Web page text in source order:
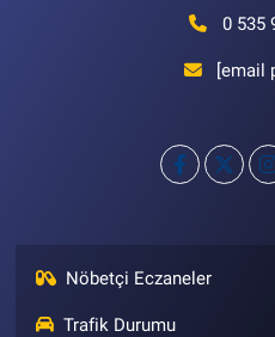
0 535
[email
Nöbetçi Eczaneler
Trafik Durumu